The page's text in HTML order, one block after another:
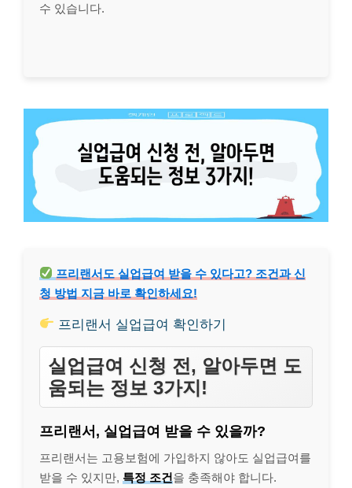
수 있습니다.
프리랜서도 실업급여 받을 수 있다고? 조건과 신
청 방법 지금 바로 확인하세요!
프리랜서 실업급여 확인하기
실업급여 신청 전, 알아두면 도
움되는 정보 3가지!
프리랜서, 실업급여 받을 수 있을까?
프리랜서는 고용보험에 가입하지 않아도 실업급여를
받을 수 있지만, 특정 조건을 충족해야 합니다.